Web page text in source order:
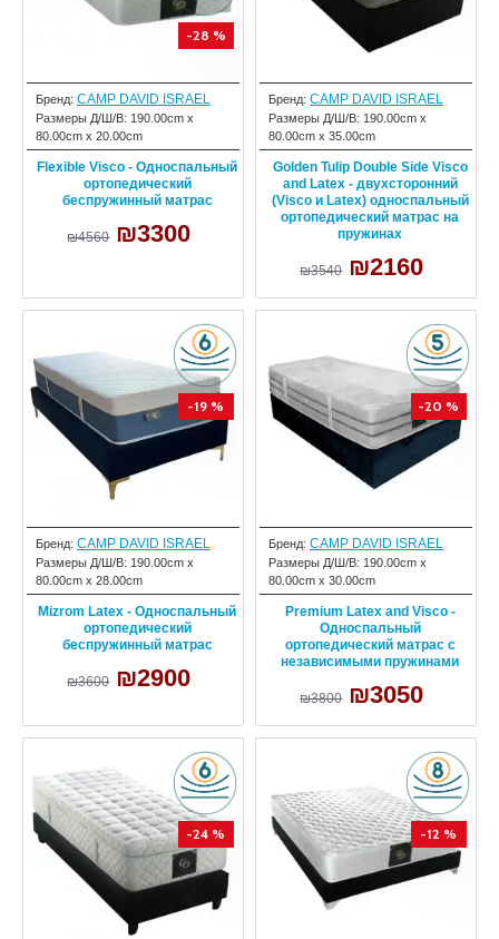
-28 %
Бренд: CAMP DAVID ISRAEL
Размеры Д/Ш/В: 190.00cm x
80.00cm x 20.00cm
Flexible Visco - Односпальный
ортопедический
беспружинный матрас
₪4560 ₪3300
Бренд: CAMP DAVID ISRAEL
Размеры Д/Ш/В: 190.00cm x
80.00cm x 35.00cm
Golden Tulip Double Side Visco
and Latex - двухсторонний
(Visco и Latex) односпальный
ортопедический матрас на
пружинах
₪3540 ₪2160
-19 %
Бренд: CAMP DAVID ISRAEL
Размеры Д/Ш/В: 190.00cm x
80.00cm x 28.00cm
Mizrom Latex - Односпальный
ортопедический
беспружинный матрас
₪3600 ₪2900
-20 %
Бренд: CAMP DAVID ISRAEL
Размеры Д/Ш/В: 190.00cm x
80.00cm x 30.00cm
Premium Latex and Visco -
Односпальный
ортопедический матрас с
независимыми пружинами
₪3800 ₪3050
-24 % -12 %